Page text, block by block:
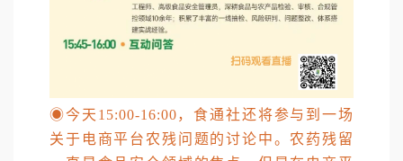
◉今天15:00-16:00，食通社还将参与到一场
关于电商平台农残问题的讨论中。农药残留